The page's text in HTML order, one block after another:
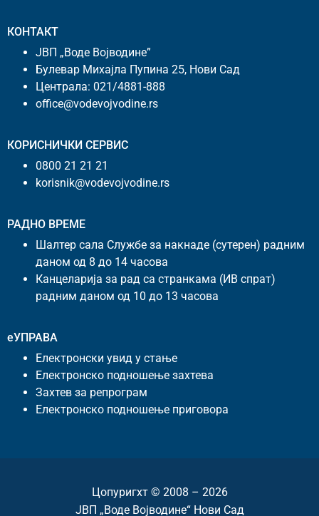
КОНТАКТ
ЈВП „Воде Војводине”
Булевар Михајла Пупина 25, Нови Сад
Централа: 021/4881-888
office@vodevojvodine.rs
КОРИСНИЧКИ СЕРВИС
0800 21 21 21
korisnik@vodevojvodine.rs
РАДНО ВРЕМЕ
Шалтер сала Службе за накнаде (сутерен) радним
даном од 8 до 14 часова
Канцеларија за рад са странкама (ИВ спрат)
радним даном од 10 до 13 часова
еУПРАВА
Електронски увид у стање
Електронско подношење захтева
Захтев за репрограм
Електронско подношење приговора
Цопyригхт © 2008 – 2026
ЈВП „Воде Војводине“ Нови Сад